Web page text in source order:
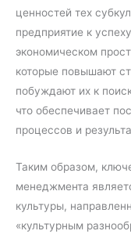
ценностей тех
предприятие к
экономическом
которые повышают
побуждают их к
что обеспечивает
процессов и
Таким образом,
менеджмента
культуры,
«культурным